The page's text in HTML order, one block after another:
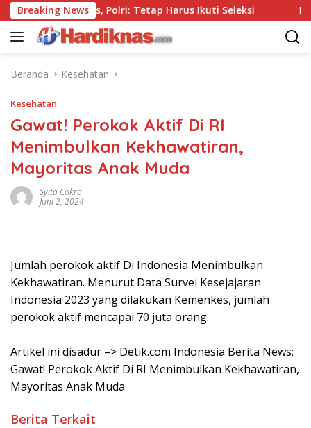
Langsung
ke
konten
Breaking News
Tanpa Tes, Polri: Tetap Harus Ikuti Seleksi
Beranda Kesehatan
Kesehatan
Gawat! Perokok Aktif Di RI
Menimbulkan Kekhawatiran,
Mayoritas Anak Muda
Syita Cokro
Juni 2, 2024
Jumlah perokok aktif Di Indonesia Menimbulkan
Kekhawatiran. Menurut Data Survei Kesejajaran
Indonesia 2023 yang dilakukan Kemenkes, jumlah
perokok aktif mencapai 70 juta orang.
Artikel ini disadur –> Detik.com Indonesia Berita News:
Gawat! Perokok Aktif Di RI Menimbulkan Kekhawatiran,
Mayoritas Anak Muda
Berita Terkait